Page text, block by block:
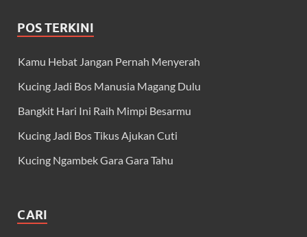
POS TERKINI
Kamu Hebat Jangan Pernah Menyerah
Kucing Jadi Bos Manusia Magang Dulu
Bangkit Hari Ini Raih Mimpi Besarmu
Kucing Jadi Bos Tikus Ajukan Cuti
Kucing Ngambek Gara Gara Tahu
CARI